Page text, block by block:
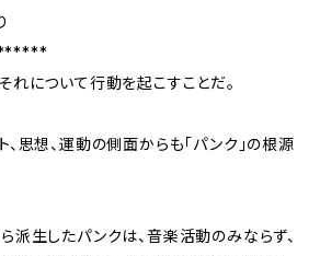
れについて行動を起こすことだ。
、思想、運動の側面からも「パンク」の根源
派生したパンクは、音楽活動のみならず、